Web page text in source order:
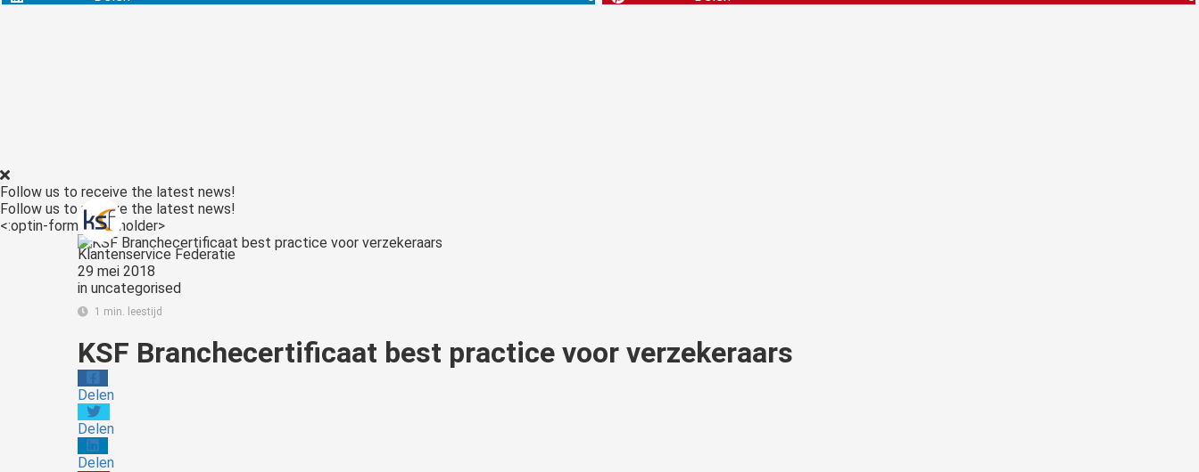
Follow us to receive the latest news!
Follow us to receive the latest news!
<:optin-form-placeholder>
Klantenservice Federatie
29 mei 2018
in uncategorised
1 min. leestijd
KSF Branchecertificaat best practice voor verzekeraars
Delen
Delen
Delen